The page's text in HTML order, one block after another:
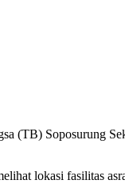
(TB) Soposurung
lokasi fasilitas